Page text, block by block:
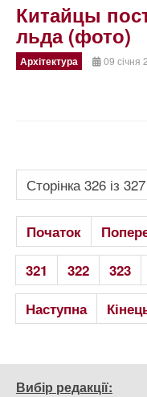
Китайцы
льда (фото)
Архітектура 09 січня
Сторінка 326 із 327
Початок
321
322 323
Наступна
Вибір редакції: